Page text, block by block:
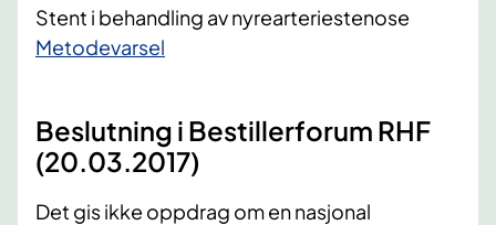
Stent i behandling av nyrearteriestenose
​Metodevarsel
Beslutning i Bestillerforum RHF
(20.03.2017)
Det gis ikke oppdrag om en nasjonal